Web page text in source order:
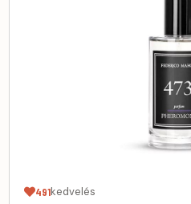
491kedvelés